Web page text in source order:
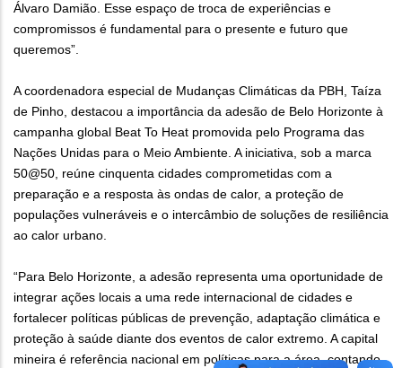
Álvaro Damião. Esse espaço de troca de experiências e
compromissos é fundamental para o presente e futuro que
queremos”.
A coordenadora especial de Mudanças Climáticas da PBH, Taíza
de Pinho, destacou a importância da adesão de Belo Horizonte à
campanha global Beat To Heat promovida pelo Programa das
Nações Unidas para o Meio Ambiente. A iniciativa, sob a marca
50@50, reúne cinquenta cidades comprometidas com a
preparação e a resposta às ondas de calor, a proteção de
populações vulneráveis e o intercâmbio de soluções de resiliência
ao calor urbano.
“Para Belo Horizonte, a adesão representa uma oportunidade de
integrar ações locais a uma rede internacional de cidades e
fortalecer políticas públicas de prevenção, adaptação climática e
proteção à saúde diante dos eventos de calor extremo. A capital
mineira é referência nacional em políticas para a área, contando